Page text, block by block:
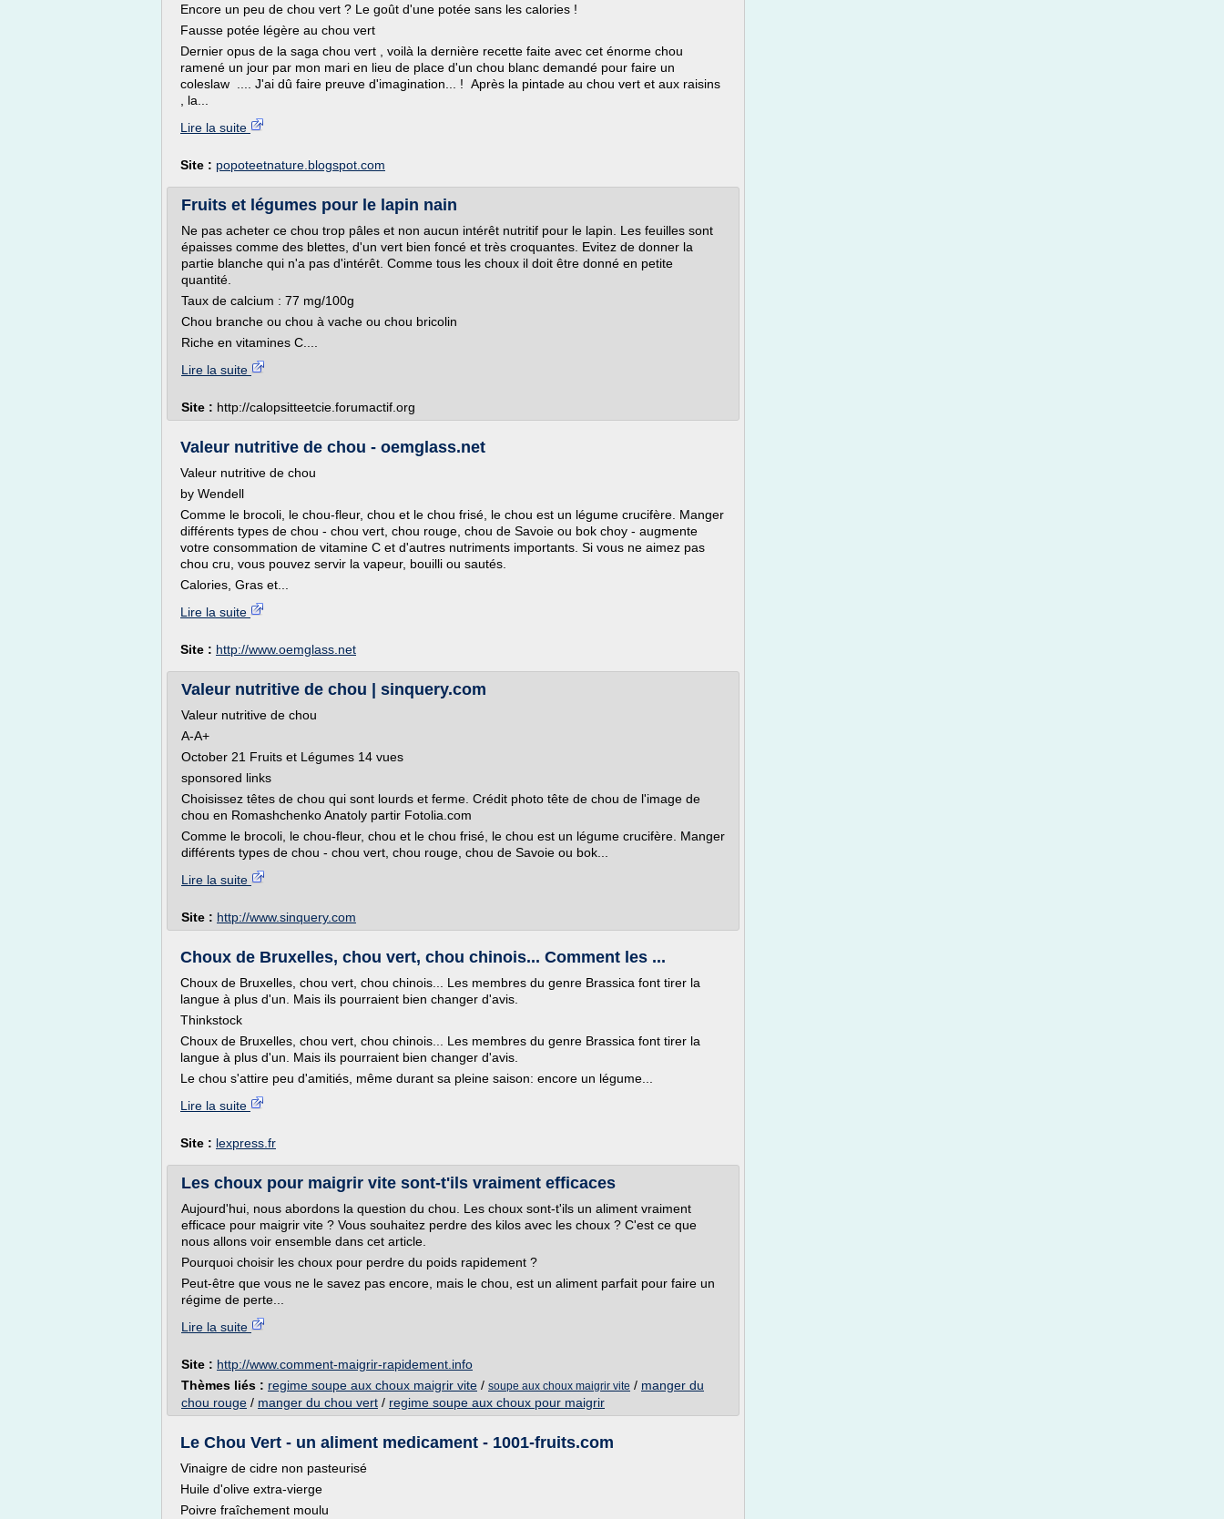
Encore un peu de chou vert ? Le goût d'une potée sans les calories !
Fausse potée légère au chou vert
Dernier opus de la saga chou vert , voilà la dernière recette faite avec cet énorme chou
ramené un jour par mon mari en lieu de place d'un chou blanc demandé pour faire un
coleslaw .... J'ai dû faire preuve d'imagination... ! Après la pintade au chou vert et aux raisins
, la...
Lire la suite
Site : popoteetnature.blogspot.com
Fruits et légumes pour le lapin nain
Ne pas acheter ce chou trop pâles et non aucun intérêt nutritif pour le lapin. Les feuilles sont
épaisses comme des blettes, d'un vert bien foncé et très croquantes. Evitez de donner la
partie blanche qui n'a pas d'intérêt. Comme tous les choux il doit être donné en petite
quantité.
Taux de calcium : 77 mg/100g
Chou branche ou chou à vache ou chou bricolin
Riche en vitamines C....
Lire la suite
Site : http://calopsitteetcie.forumactif.org
Valeur nutritive de chou - oemglass.net
Valeur nutritive de chou
by Wendell
Comme le brocoli, le chou-fleur, chou et le chou frisé, le chou est un légume crucifère. Manger
différents types de chou - chou vert, chou rouge, chou de Savoie ou bok choy - augmente
votre consommation de vitamine C et d'autres nutriments importants. Si vous ne aimez pas
chou cru, vous pouvez servir la vapeur, bouilli ou sautés.
Calories, Gras et...
Lire la suite
Site : http://www.oemglass.net
Valeur nutritive de chou | sinquery.com
Valeur nutritive de chou
A-A+
October 21 Fruits et Légumes 14 vues
sponsored links
Choisissez têtes de chou qui sont lourds et ferme. Crédit photo tête de chou de l'image de
chou en Romashchenko Anatoly partir Fotolia.com
Comme le brocoli, le chou-fleur, chou et le chou frisé, le chou est un légume crucifère. Manger
différents types de chou - chou vert, chou rouge, chou de Savoie ou bok...
Lire la suite
Site : http://www.sinquery.com
Choux de Bruxelles, chou vert, chou chinois... Comment les ...
Choux de Bruxelles, chou vert, chou chinois... Les membres du genre Brassica font tirer la
langue à plus d'un. Mais ils pourraient bien changer d'avis.
Thinkstock
Choux de Bruxelles, chou vert, chou chinois... Les membres du genre Brassica font tirer la
langue à plus d'un. Mais ils pourraient bien changer d'avis.
Le chou s'attire peu d'amitiés, même durant sa pleine saison: encore un légume...
Lire la suite
Site : lexpress.fr
Les choux pour maigrir vite sont-t'ils vraiment efficaces
Aujourd'hui, nous abordons la question du chou. Les choux sont-t'ils un aliment vraiment
efficace pour maigrir vite ? Vous souhaitez perdre des kilos avec les choux ? C'est ce que
nous allons voir ensemble dans cet article.
Pourquoi choisir les choux pour perdre du poids rapidement ?
Peut-être que vous ne le savez pas encore, mais le chou, est un aliment parfait pour faire un
régime de perte...
Lire la suite
Site : http://www.comment-maigrir-rapidement.info
Thèmes liés : regime soupe aux choux maigrir vite / soupe aux choux maigrir vite / manger du
chou rouge / manger du chou vert / regime soupe aux choux pour maigrir
Le Chou Vert - un aliment medicament - 1001-fruits.com
Vinaigre de cidre non pasteurisé
Huile d'olive extra-vierge
Poivre fraîchement moulu